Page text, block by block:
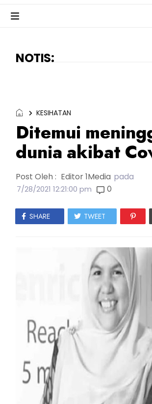
NOTIS:
KESIHATAN
Ditemui
dunia akibat
Post Oleh : Editor 1Media pada
7/28/2021 12:21:00 pm 0
SHARE TWEET